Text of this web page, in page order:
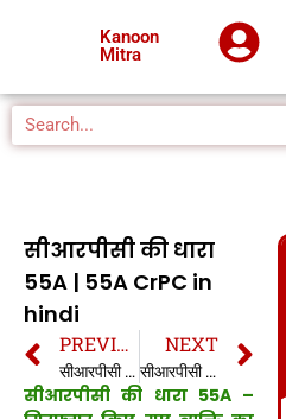
Kanoon
Mitra
सीआरपीसी की धारा
55A | 55A CrPC in
hindi
PREVIOUS
सीआरपीसी की धारा 55 | 55 CrPC in hindi
NEXT
सीआरपीसी की धारा 56 | 56 CrPC in hindi
सीआरपीसी की धारा 55A –